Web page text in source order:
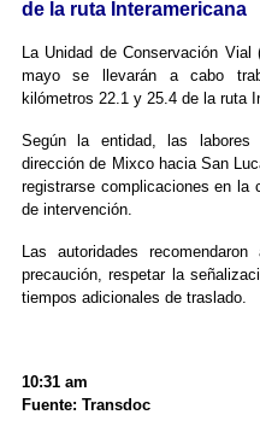
de la ruta Interamericana
La Unidad de Conservación
mayo se llevarán a cabo
kilómetros 22.1 y 25.4 de la ruta
Según la entidad, las
dirección de Mixco hacia San
registrarse complicaciones en la
de intervención.
Las autoridades
precaución, respetar la
tiempos adicionales de traslado.
10:31 am
Fuente: Transdoc